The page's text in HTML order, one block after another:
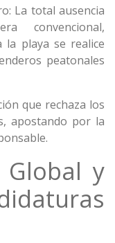
La total ausencia
convencional,
la playa se realice
peatonales
que rechaza los
apostando por la
Global y